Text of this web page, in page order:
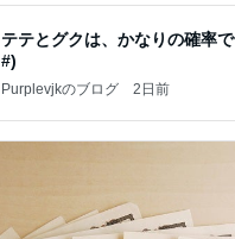
テテとグクは、かなりの確率
#)
Purplevjkのブログ 2日前